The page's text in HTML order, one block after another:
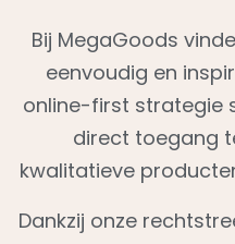
Bij MegaGoods
eenvoudig en
online-first strategie
direct toegang
kwalitatieve
Dankzij onze